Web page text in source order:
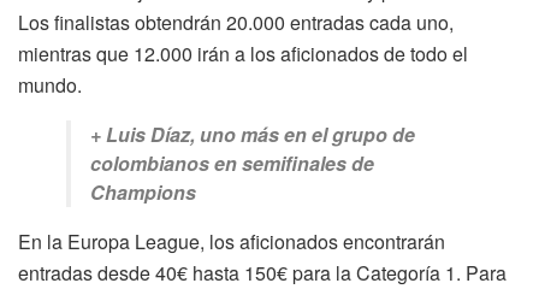
Los finalistas obtendrán 20.000 entradas cada uno,
mientras que 12.000 irán a los aficionados de todo el
mundo.
+ Luis Díaz, uno más en el grupo de
colombianos en semifinales de
Champions
En la Europa League, los aficionados encontrarán
entradas desde 40€ hasta 150€ para la Categoría 1. Para